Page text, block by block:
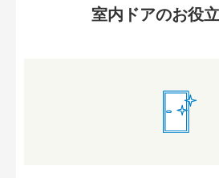
室内ドアのお役